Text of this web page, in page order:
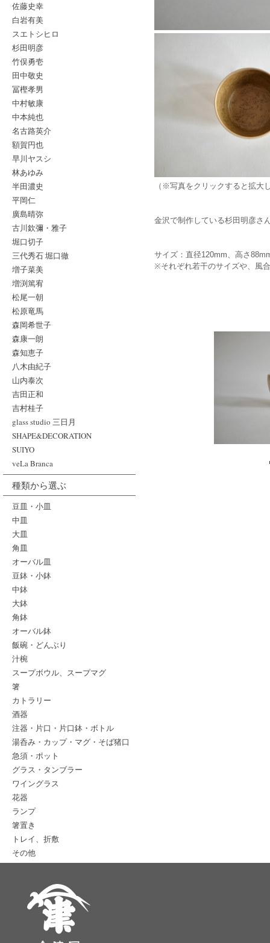
佐藤史幸
白岩有美
スエトシヒロ
杉田明彦
竹俣勇壱
田中敬史
冨樫孝男
中村敏康
中本純也
名古路英介
額賀円也
早川ヤスシ
林あゆみ
半田濃史
平岡仁
廣島晴弥
古川欽彌・雅子
堀口切子
三代秀石 堀口徹
増子菜美
増渕篤宥
松尾一朝
松原竜馬
森岡希世子
森康一朗
森知恵子
八木由紀子
山内泰次
吉田正和
吉村桂子
glass studio 三日月
SHAPE&DECORATION
SUIYO
veLa Branca
種類から選ぶ
豆皿・小皿
中皿
大皿
角皿
オーバル皿
豆鉢・小鉢
中鉢
大鉢
角鉢
オーバル鉢
飯碗・どんぶり
汁椀
スープボウル、スープマグ
箸
カトラリー
酒器
注器・片口・片口鉢・ボトル
湯呑み・カップ・マグ・そば猪口
急須・ポット
グラス・タンブラー
ワイングラス
花器
ランプ
箸置き
トレイ、折敷
その他
（※写真をクリックすると拡大
金沢で制作している杉田明彦さ
サイズ：直径120mm、高さ
※それぞれ若干のサイズや、風